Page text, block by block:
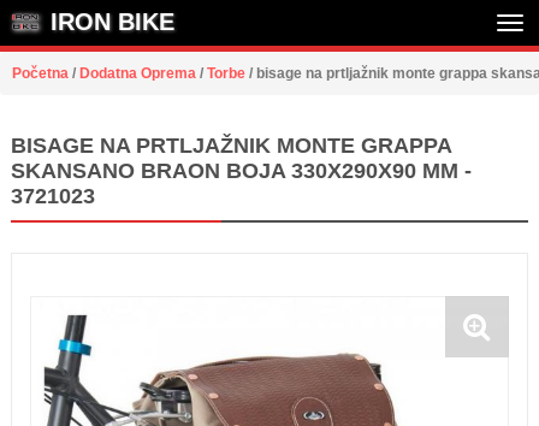
IRON BIKE
Početna / Dodatna Oprema / Torbe / bisage na prtljažnik monte grappa
BISAGE NA PRTLJAŽNIK MONTE GRAPPA
SKANSANO BRAON BOJA 330X290X90 MM -
3721023